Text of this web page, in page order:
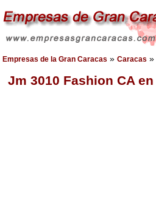
Empresas de la Gran Caracas » Caracas »
Jm 3010 Fashion CA